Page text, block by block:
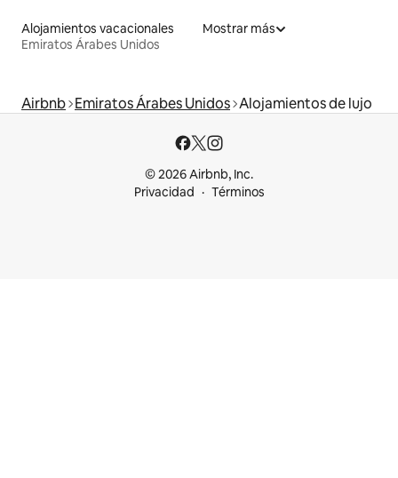
Alojamientos vacacionales
Emiratos Árabes Unidos
Mostrar más
Airbnb Emiratos Árabes Unidos Alojamientos de lujo
© 2026 Airbnb, Inc.
Privacidad
Términos